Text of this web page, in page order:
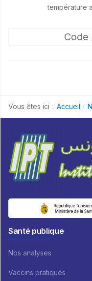
température
Code
Vous êtes ici : Accueil
Santé publique
Nos analyses
Vaccins pratiqués